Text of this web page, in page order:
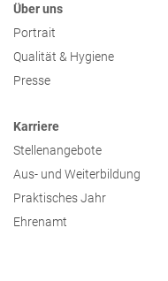
Über uns
Portrait
Qualität & Hygiene
Presse
Karriere
Stellenangebote
Aus- und Weiterbildung
Praktisches Jahr
Ehrenamt